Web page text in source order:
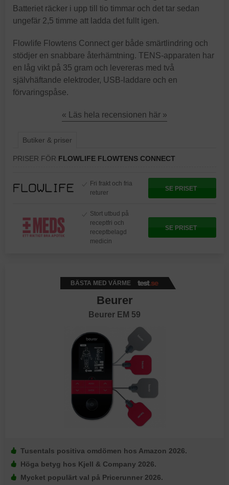
Batteriet räcker i upp till tio timmar och det tar sedan
ungefär 2,5 timme att ladda det fullt igen.
Flowlife Flowtens Connect ger både smärtlindring och
stödjer en snabbare återhämtning. TENS-apparaten har
en låg vikt på 35 gram och levereras med två
självhäftande elektroder, USB-laddare och en
förvaringspåse.
« Läs hela recensionen här »
Butiker & priser
PRISER FÖR FLOWLIFE FLOWTENS CONNECT
Fri frakt och fria
returer
SE PRISET
Stort utbud på
receptfri och
receptbelagd
medicin
SE PRISET
BÄSTA MED VÄRME
Beurer
Beurer EM 59
Tusentals positiva omdömen hos Amazon 2026.
Höga betyg hos Kjell & Company 2026.
Mycket populärt val på Pricerunner 2026.